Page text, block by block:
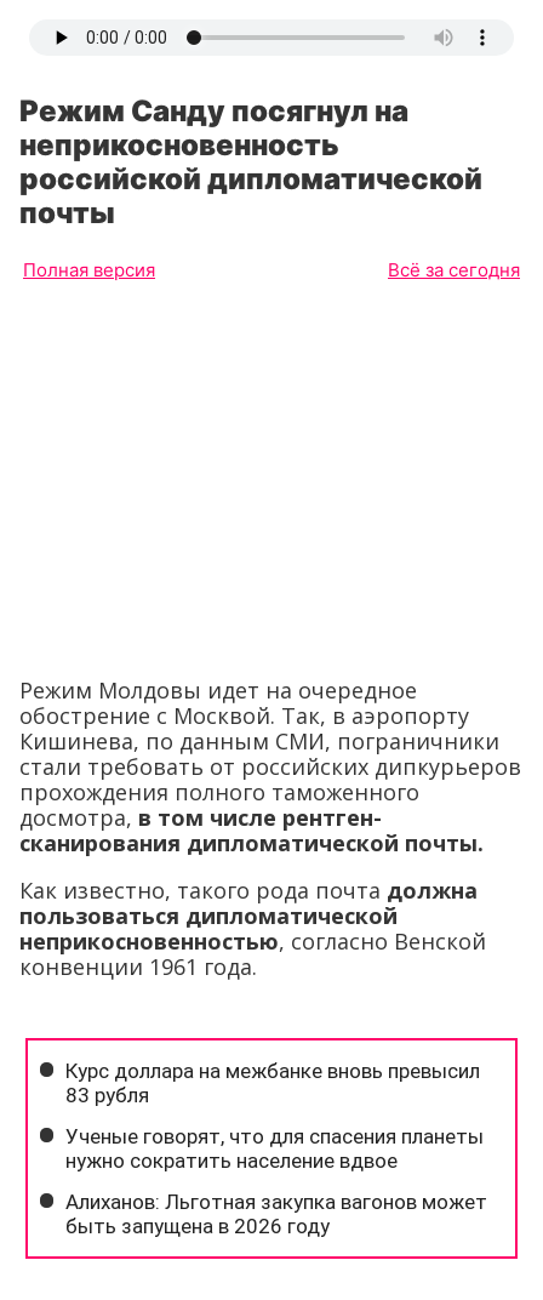
Режим Санду посягнул на
неприкосновенность
российской дипломатической
почты
Полная версия Всё за сегодня
Режим Молдовы идет на очередное
обострение с Москвой. Так, в аэропорту
Кишинева, по данным СМИ, пограничники
стали требовать от российских дипкурьеров
прохождения полного таможенного
досмотра, в том числе рентген-
сканирования дипломатической почты.
Как известно, такого рода почта должна
пользоваться дипломатической
неприкосновенностью, согласно Венской
конвенции 1961 года.